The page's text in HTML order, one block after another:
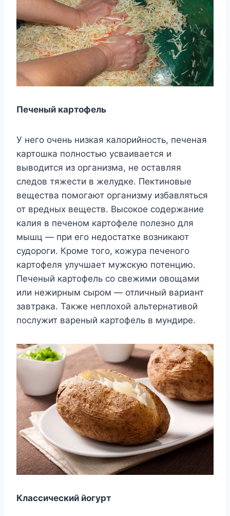
Печеный картофель
У него очень низкая калорийность, печеная
картошка полностью усваивается и
выводится из организма, не оставляя
следов тяжести в желудке. Пектиновые
вещества помогают организму избавляться
от вредных веществ. Высокое содержание
калия в печеном картофеле полезно для
мышц — при его недостатке возникают
судороги. Кроме того, кожура печеного
картофеля улучшает мужскую потенцию.
Печеный картофель со свежими овощами
или нежирным сыром — отличный вариант
завтрака. Также неплохой альтернативой
послужит вареный картофель в мундире.
Классический йогурт